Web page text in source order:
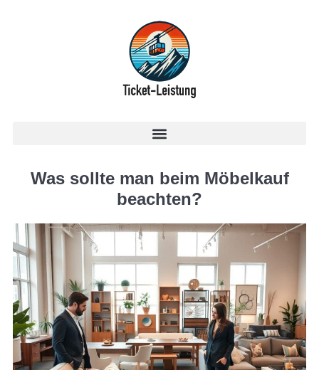
Was sollte man beim Möbelkauf
beachten?